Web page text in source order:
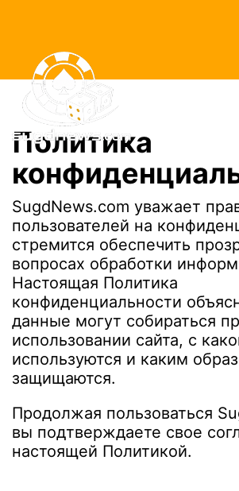
content
Политика
SugdNews.com уважает
пользователей на
стремится обеспечить
вопросах обработки
Настоящая Политика
конфиденциальности
данные могут собираться
использовании сайта, с
используются и каким
защищаются.
Продолжая пользоваться
вы подтверждаете свое
настоящей Политикой.